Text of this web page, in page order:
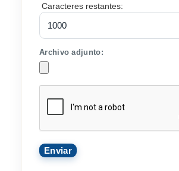
Caracteres restantes:
Archivo adjunto: